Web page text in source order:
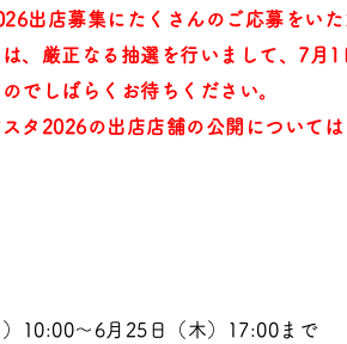
出店募集にたくさんのご応募をい
、厳正なる抽選を行いまして、7月
でしばらくお待ちください。
タ2026の出店店舗の公開については
10:00～6月25日（木）17:00まで